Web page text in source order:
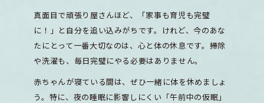
真面目で頑張り屋さんほど、「家事も育児も完璧
に！」と自分を追い込みがちです。けれど、今のあな
たにとって一番大切なのは、心と体の休息です。掃除
や洗濯も、毎日完璧にやる必要はありません。
赤ちゃんが寝ている間は、ぜひ一緒に体を休めましょ
う。特に、夜の睡眠に影響しにくい「午前中の仮眠」